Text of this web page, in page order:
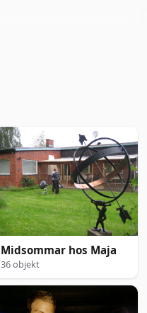
Midsommar hos Maja
36 objekt